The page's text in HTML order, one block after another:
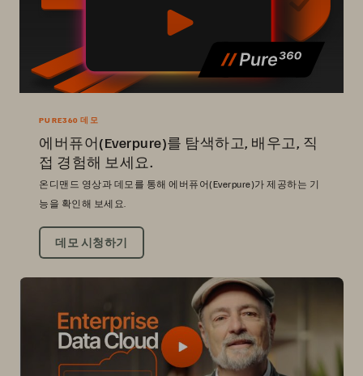
PURE360 데모
에버퓨어(Everpure)를 탐색하고, 배우고, 직
접 경험해 보세요.
온디맨드 영상과 데모를 통해 에버퓨어(Everpure)가 제공하는 기
능을 확인해 보세요.
데모 시청하기